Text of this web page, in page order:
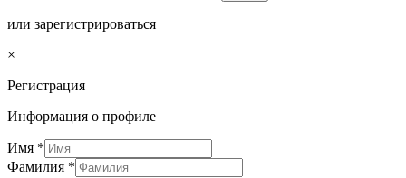
или зарегистрироваться
×
Регистрация
Информация о профиле
Имя *
Фамилия *